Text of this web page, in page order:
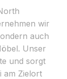
wir
auch
Unser
und sorgt
am Zielort